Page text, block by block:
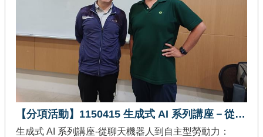
之應用實務。同時亦將探討開源工程於大型系統開發中
的運作模式，包含社群協作、版本治理與技術貢獻機
制，並延伸至 AI 時代下資料基礎建設之設計思維與導入
策略。透過國際級開源社群參與經驗與技術實務分享，
協助參與者掌握大型資料系統與開源技術之整合應用，
並強化其於系統架構設計、資料工程實作及 AI 應用發展
等面向之整體理解與實務能力。
【分項活動】1150415 生成式 AI 系列講座－從聊天機器人到自主型勞動力：讓 AI 學會替你工作
生成式 AI 系列講座-從聊天機器人到自主型勞動力：